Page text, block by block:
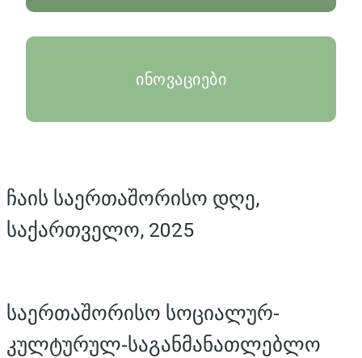
ინოვაციები
ჩაის საერთაშორისო დღე,
საქართველო, 2025
საერთაშორისო სოციალურ-
კულტურულ-საგანმანათლებლო